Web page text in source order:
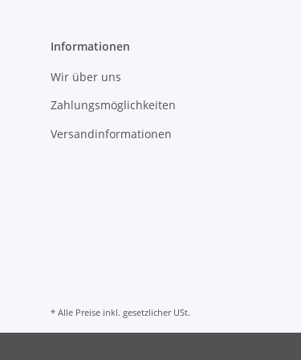
Informationen
Wir über uns
Zahlungsmöglichkeiten
Versandinformationen
* Alle Preise inkl. gesetzlicher USt.